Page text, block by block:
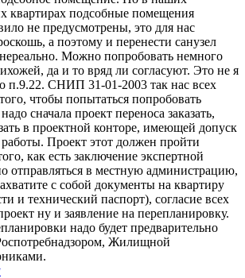
квартирах подсобные помещения
не предусмотрены, это для нас
а поэтому и перенести санузел
Можно попробовать немного
да и то вряд ли согласуют. Это не я
п.9.22. СНИП 31-01-2003 так нас всех
чтобы попытаться попробовать
сначала проект переноса заказать,
в проектной конторе, имеющей допуск
Проект этот должен пройти
как есть заключение экспертной
отправляться в местную администрацию,
с собой документы на квартиру
и технический паспорт), согласие всех
ну и заявление на перепланировку.
надо будет предварительно
Жилищной